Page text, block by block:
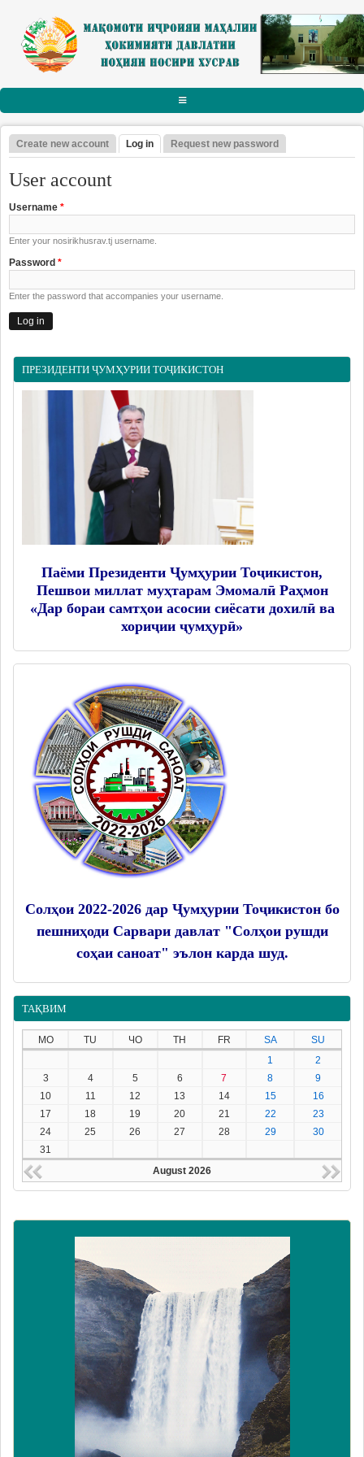
Skip to main content
АСОСӢ
РАИСИ НОҲИЯ
Суханрониҳо
Боздидҳо
Мулоқотҳо
Дастгоҳи раиси ноҳия
Муовинони раиси ноҳия
Шаҳрак ва Деҳот
Таърихи ноҳияи Носири Хусрав
Воҳидҳои сохтории мақомоти иҷроия
Маҷлиси вакилони халқ
САНАДҲОИ МЕЪЁРӢ-ҲУҚУҚӢ
Қарорҳои раиси ноҳия
Қонунҳо
Primary tabs
Create new account Log in(active tab)
Request new password
User account
Username *
Enter your nosirikhusrav.tj username.
Password *
Enter the password that accompanies your username.
ПРЕЗИДЕНТИ ҶУМҲУРИИ ТОҶИКИСТОН
Паёми Президенти Ҷумҳурии Тоҷикистон,
Пешвои миллат муҳтарам Эмомалӣ Раҳмон
«Дар бораи самтҳои асосии сиёсати дохилӣ ва
хориҷии ҷумҳурӣ»
Солҳои 2022-2026 дар Ҷумҳурии Тоҷикистон бо
пешниҳоди Сарвари давлат "Солҳои рушди
соҳаи саноат" эълон карда шуд.
ТАҚВИМ
MO TU ЧО TH FR SA
SU
1
2
3
4 5 6 7 8
9
10
11 12 13 14 15
16
17
18 19 20 21 22
23
24
25 26 27 28 29
30
31
August 2026